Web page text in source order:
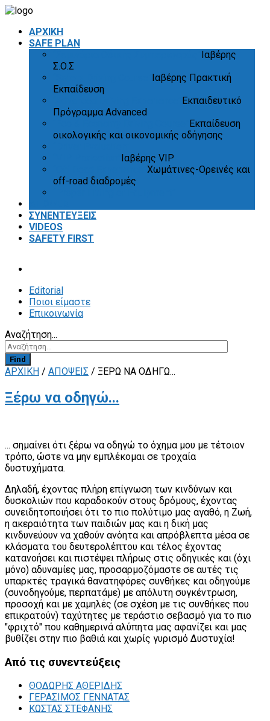
ΑΡΧΙΚΗ
SAFE PLAN
Ιαβέρης
Σ.Ο.Σ
Ιαβέρης Πρακτική
Εκπαίδευση
Εκπαιδευτικό
Πρόγραμμα Advanced
Εκπαίδευση
οικολογικής και οικονομικής οδήγησης
Ιαβέρης VIP
Χωμάτινες-Ορεινές και
off-road διαδρομές
ΣΥΝΕΝΤΕΥΞΕΙΣ
VIDEOS
SAFETY FIRST
Editorial
Ποιοι είμαστε
Επικοινωνία
Αναζήτηση...
Find
ΑΡΧΙΚΗ / ΑΠΟΨΕΙΣ / ΞΈΡΩ ΝΑ ΟΔΗΓΏ...
Ξέρω να οδηγώ...
... σημαίνει ότι ξέρω να οδηγώ το όχημα μου με τέτοιον
τρόπο, ώστε να μην εμπλέκομαι σε τροχαία
δυστυχήματα.
Δηλαδή, έχοντας πλήρη επίγνωση των κινδύνων και
δυσκολιών που καραδοκούν στους δρόμους, έχοντας
συνειδητοποιήσει ότι το πιο πολύτιμο μας αγαθό, η Ζωή,
η ακεραιότητα των παιδιών μας και η δική μας
κινδυνεύουν να χαθούν ανόητα και απρόβλεπτα μέσα σε
κλάσματα του δευτερολέπτου και τέλος έχοντας
κατανοήσει και πιστέψει πλήρως στις οδηγικές και (όχι
μόνο) αδυναμίες μας, προσαρμοζόμαστε σε αυτές τις
υπαρκτές τραγικά θανατηφόρες συνθήκες και οδηγούμε
(συνοδηγούμε, περπατάμε) με απόλυτη συγκέντρωση,
προσοχή και με χαμηλές (σε σχέση με τις συνθήκες που
επικρατούν) ταχύτητες με τεράστιο σεβασμό για το πιο
"φριχτό" που καθημερινά αλύπητα μας αφανίζει και μας
βυθίζει στην πιο βαθιά και χωρίς γυρισμό Δυστυχία!
Από τις συνεντεύξεις
ΘΟΔΩΡΗΣ ΑΘΕΡΙΔΗΣ
ΓΕΡΑΣΙΜΟΣ ΓΕΝΝΑΤΑΣ
ΚΩΣΤΑΣ ΣΤΕΦΑΝΗΣ